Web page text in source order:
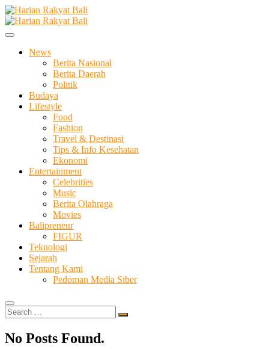
Skip
to
content
Harian Rakyat Bali
Membangun Semangat Kehidupan dan Berbangsa
News
Berita Nasional
Berita Daerah
Politik
Budaya
Lifestyle
Food
Fashion
Travel & Destinasi
Tips & Info Kesehatan
Ekonomi
Entertainment
Celebrities
Music
Berita Olahraga
Movies
Balipreneur
FIGUR
Teknologi
Sejarah
Tentang Kami
Pedoman Media Siber
Search
…
No Posts Found.